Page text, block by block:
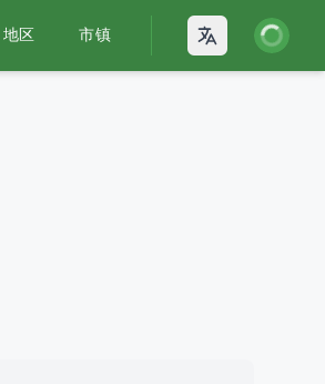
地区 市镇 Open
登录